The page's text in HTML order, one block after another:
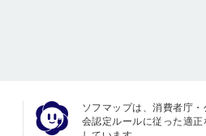
ソフマップは、消費者庁・
会認定ルールに従った適正